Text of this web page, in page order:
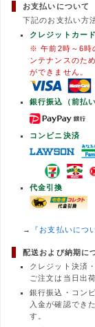
お支払いについて
下記のお支払い方
クレジットカー
※ 午前2時～6時
ンテナンスのた
ができません。
銀行振込（前払い
コンビニ決済
代金引換
→ 『お支払いにつ
配送および納期に
クレジット決済
ご注文は当日出
銀行振込・コン
入金が確認でき
す。